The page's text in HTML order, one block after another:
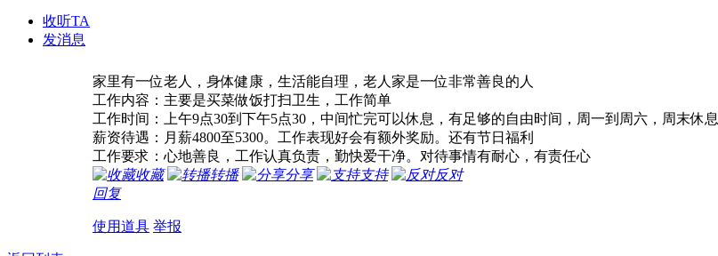
收听TA
发消息
家里有一位老人，身体健康，生活能自理，老人家是一位非常善良的人
工作内容：主要是买菜做饭打扫卫生，工作简单
工作时间：上午9点30到下午5点30，中间忙完可以休息，有足够的自由时间，周一到周六，周末休息
薪资待遇：月薪4800至5300。工作表现好会有额外奖励。还有节日福利
工作要求：心地善良，工作认真负责，勤快爱干净。对待事情有耐心，有责任心
收藏
转播 分享 支持
反对
回复
使用道具 举报